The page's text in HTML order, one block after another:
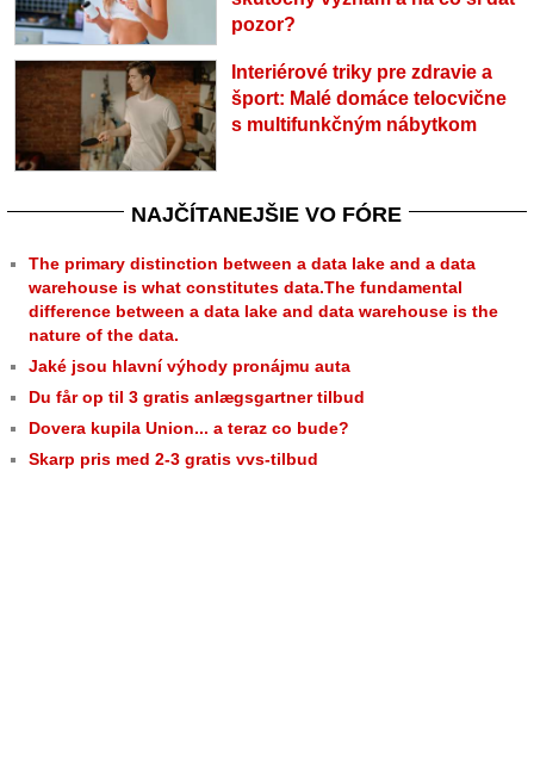
pozor?
Interiérové triky pre zdravie a
šport: Malé domáce telocvične
s multifunkčným nábytkom
NAJČÍTANEJŠIE VO FÓRE
The primary distinction between a data lake and a data
warehouse is what constitutes data.The fundamental
difference between a data lake and data warehouse is the
nature of the data.
Jaké jsou hlavní výhody pronájmu auta
Du får op til 3 gratis anlægsgartner tilbud
Dovera kupila Union... a teraz co bude?
Skarp pris med 2-3 gratis vvs-tilbud